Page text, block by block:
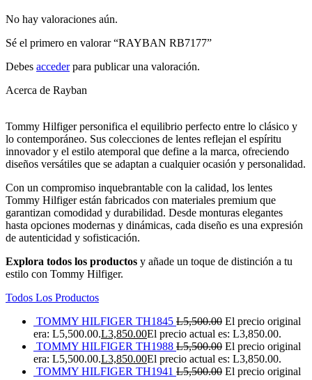
No hay valoraciones aún.
Sé el primero en valorar “RAYBAN RB7177”
Debes accederpara publicar una valoración.
Acerca de Rayban
Tommy Hilfiger personifica el equilibrio perfecto entre lo clásico y
lo contemporáneo. Sus colecciones de lentes reflejan el espíritu
innovador y el estilo atemporal que define a la marca, ofreciendo
diseños versátiles que se adaptan a cualquier ocasión y personalidad.
Con un compromiso inquebrantable con la calidad, los lentes
Tommy Hilfiger están fabricados con materiales premium que
garantizan comodidad y durabilidad. Desde monturas elegantes
hasta opciones modernas y dinámicas, cada diseño es una expresión
de autenticidad y sofisticación.
Explora todos los productos y añade un toque de distinción a tu
estilo con Tommy Hilfiger.
Todos Los Productos
TOMMY HILFIGER TH1845 L5,500.00 El precio original
era: L5,500.00.L3,850.00El precio actual es: L3,850.00.
TOMMY HILFIGER TH1988 L5,500.00 El precio original
era: L5,500.00.L3,850.00El precio actual es: L3,850.00.
TOMMY HILFIGER TH1941 L5,500.00 El precio original